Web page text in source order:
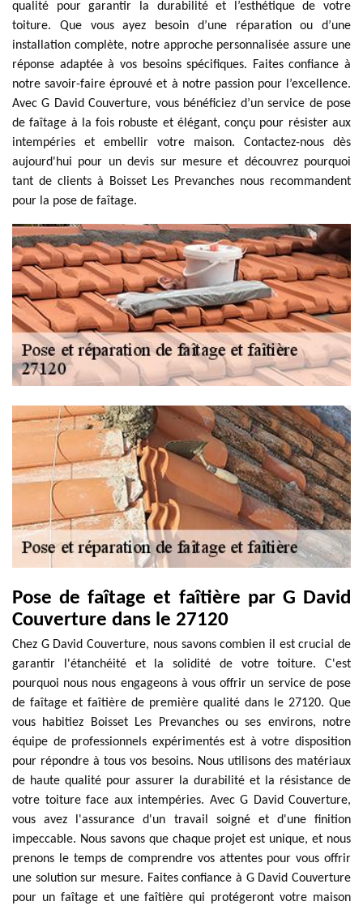
qualité pour garantir la durabilité et l’esthétique de votre
toiture. Que vous ayez besoin d’une réparation ou d’une
installation complète, notre approche personnalisée assure une
réponse adaptée à vos besoins spécifiques. Faites confiance à
notre savoir-faire éprouvé et à notre passion pour l’excellence.
Avec G David Couverture, vous bénéficiez d’un service de pose
de faîtage à la fois robuste et élégant, conçu pour résister aux
intempéries et embellir votre maison. Contactez-nous dès
aujourd'hui pour un devis sur mesure et découvrez pourquoi
tant de clients à Boisset Les Prevanches nous recommandent
pour la pose de faîtage.
Pose de faîtage et faîtière par G David
Couverture dans le 27120
Chez G David Couverture, nous savons combien il est crucial de
garantir l'étanchéité et la solidité de votre toiture. C'est
pourquoi nous nous engageons à vous offrir un service de pose
de faîtage et faîtière de première qualité dans le 27120. Que
vous habitiez Boisset Les Prevanches ou ses environs, notre
équipe de professionnels expérimentés est à votre disposition
pour répondre à tous vos besoins. Nous utilisons des matériaux
de haute qualité pour assurer la durabilité et la résistance de
votre toiture face aux intempéries. Avec G David Couverture,
vous avez l'assurance d'un travail soigné et d'une finition
impeccable. Nous savons que chaque projet est unique, et nous
prenons le temps de comprendre vos attentes pour vous offrir
une solution sur mesure. Faites confiance à G David Couverture
pour un faîtage et une faîtière qui protégeront votre maison